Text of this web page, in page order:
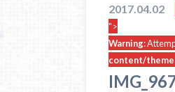
2017.04.02
">
Warning:
content/